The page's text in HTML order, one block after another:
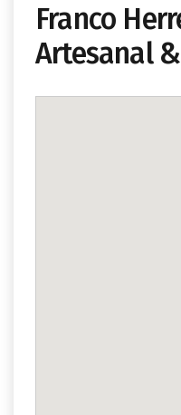
Franco
Artesanal